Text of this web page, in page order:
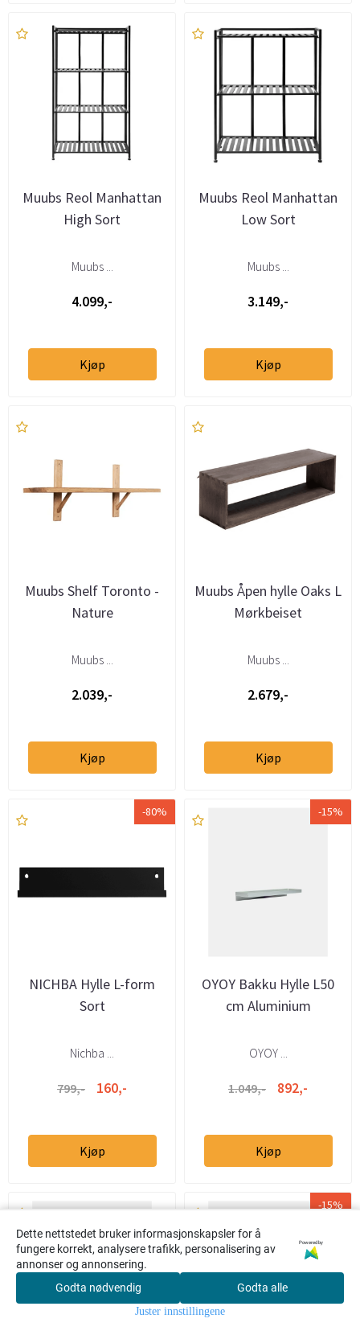
Søk
Muubs Reol Manhattan
High Sort
Muubs ...
4.099,-
Kjøp
Muubs Reol Manhattan
Low Sort
Muubs ...
3.149,-
Kjøp
Muubs Shelf Toronto -
Nature
Muubs ...
2.039,-
Kjøp
Muubs Åpen hylle Oaks L
Mørkbeiset
Muubs ...
2.679,-
Kjøp
-80%
NICHBA Hylle L-form
Sort
Nichba ...
799,- 160,-
Kjøp
-15%
OYOY Bakku Hylle L50
cm Aluminium
OYOY ...
1.049,- 892,-
Kjøp
-15%
Dette nettstedet bruker informasjonskapsler for å
fungere korrekt, analysere trafikk, personalisering av
annonser og annonsering.
Powered by
Godta nødvendig Godta alle
Juster innstillingene